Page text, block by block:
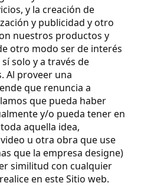
y la creación de
y publicidad y otro
nuestros productos y
otro modo ser de interés
solo y a través de
Al proveer una
que renuncia a
que pueda haber
y/o pueda tener en
aquella idea,
u otra obra que use
que la empresa designe)
similitud con cualquier
en este Sitio web.